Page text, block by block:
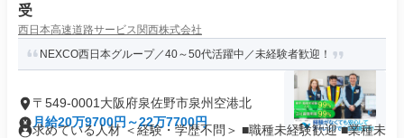
受
西日本高速道路サービス関西株式会社
NEXCO西日本グループ／40～50代活躍中／未経験者歓迎！
〒549-0001大阪府泉佐野市泉州空港北
月給20万9700円～22万7700円
求めている人材 ＜経験・学歴不問＞ ■職種未経験歓迎 ■業種未